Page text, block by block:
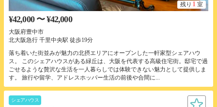
残り 1 室
¥42,000 〜 ¥42,000
大阪府豊中市
北大阪急行 千里中央駅 徒歩19分
落ち着いた街並みが魅力の北摂エリアにオープンした一軒家型シェアハウ
ス。 このシェアハウスがある緑丘は、大阪を代表する高級住宅街。邸宅で過
ごせるような贅沢な生活を一人暮らしでは体験できない魅力として提供しま
す。 旅行や留学、アドレスホッパー生活の前後や合間に...
シェアハウス